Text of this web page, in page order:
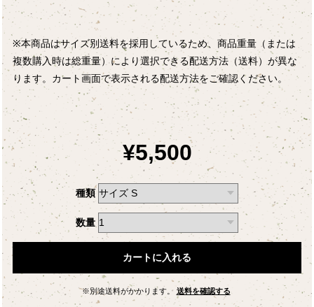
※本商品はサイズ別送料を採用しているため、商品重量（または
複数購入時は総重量）により選択できる配送方法（送料）が異な
ります。カート画面で表示される配送方法をご確認ください。
¥5,500
種類
数量
カートに入れる
※別途送料がかかります。 送料を確認する